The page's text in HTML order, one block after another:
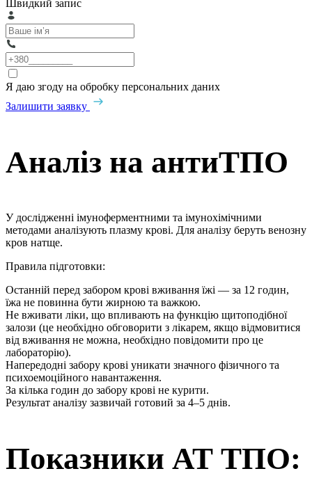
Швидкий запис
Я даю згоду на обробку персональних даних
Залишити заявку
Аналіз на антиТПО
У дослідженні імуноферментними та імунохімічними
методами аналізують плазму крові. Для аналізу беруть венозну
кров натще.
Правила підготовки:
Останній перед забором крові вживання їжі — за 12 годин,
їжа не повинна бути жирною та важкою.
Не вживати ліки, що впливають на функцію щитоподібної
залози (це необхідно обговорити з лікарем, якщо відмовитися
від вживання не можна, необхідно повідомити про це
лабораторію).
Напередодні забору крові уникати значного фізичного та
психоемоційного навантаження.
За кілька годин до забору крові не курити.
Результат аналізу зазвичай готовий за 4–5 днів.
Показники АТ ТПО: